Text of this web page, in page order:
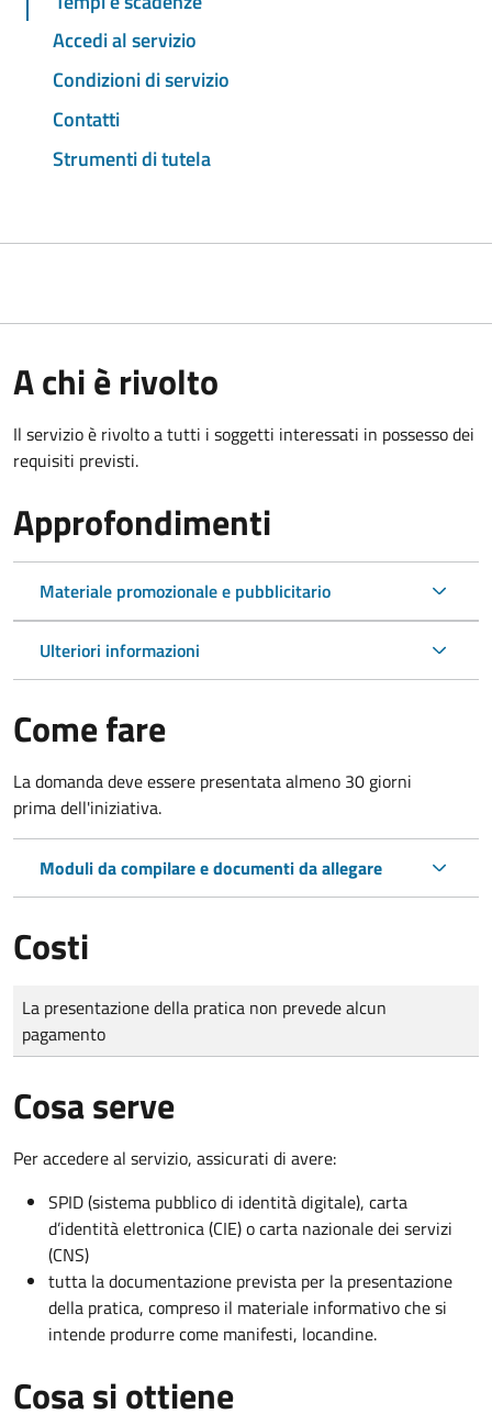
Accedi al servizio
Condizioni di servizio
Contatti
Strumenti di tutela
A chi è rivolto
Il servizio è rivolto a tutti i soggetti interessati in possesso dei
requisiti previsti.
Approfondimenti
Materiale promozionale e pubblicitario
Ulteriori informazioni
Come fare
La domanda deve essere presentataalmeno 30 giorni
primadell'iniziativa.
Moduli da compilare e documenti da allegare
Costi
Tipo di pagamento
Importo
La presentazione della pratica non prevede alcun
pagamento
Cosa serve
Per accedere al servizio, assicurati di avere:
SPID (sistema pubblico di identità digitale), carta
d’identità elettronica (CIE) o carta nazionale dei servizi
(CNS)
tutta la documentazione prevista per la presentazione
della pratica, compreso il materiale informativo che si
intende produrre come manifesti, locandine.
Cosa si ottiene